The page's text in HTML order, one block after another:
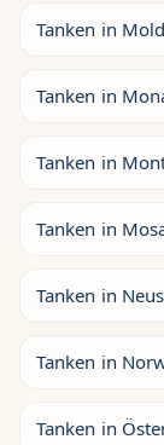
Tanken in
Tanken in
Tanken in
Tanken in
Tanken in
Tanken in
Tanken in